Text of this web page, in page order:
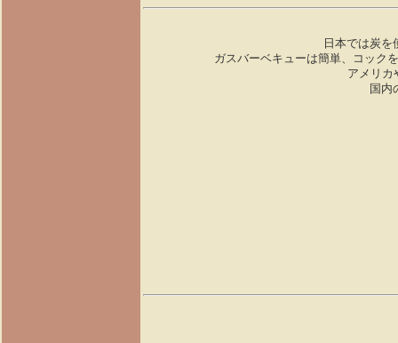
日本では炭
ガスバーベキューは簡単、コック
アメリカ
国内